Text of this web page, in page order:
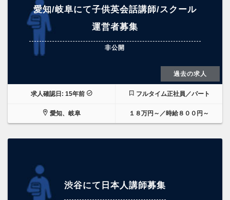
愛知/岐阜にて子供英会話講師/スクール
運営者募集
非公開
過去の求人
求人確認日: 15年前 フルタイム正社員／パート
愛知、岐阜 １８万円～／時給８００円～
渋谷にて日本人講師募集